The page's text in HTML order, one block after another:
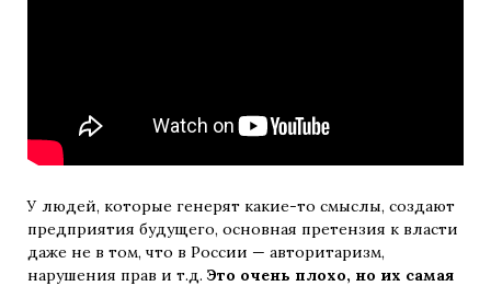
У людей, которые генерят какие-то смыслы, создают
предприятия будущего, основная претензия к власти
даже не в том, что в России — авторитаризм,
нарушения прав и т.д. Это очень плохо, но их самая